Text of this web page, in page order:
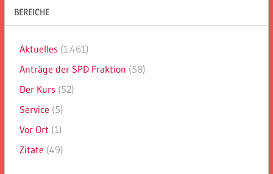
BEREICHE
Aktuelles(1.461)
Anträge der SPD Fraktion (58)
Der Kurs(52)
Service (5)
Vor Ort (1)
Zitate (49)